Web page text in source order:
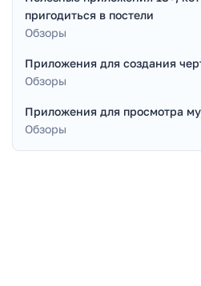
пригодиться в постели
Обзоры
Приложения для создания
Обзоры
Приложения для просмотра
Обзоры